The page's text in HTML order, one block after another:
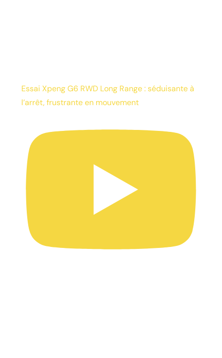
Essai Xpeng G6 RWD Long Range : séduisante à
l’arrêt, frustrante en mouvement